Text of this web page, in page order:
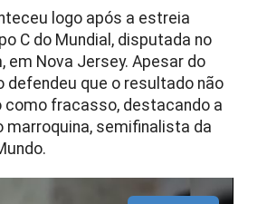
logo após a estreia
C do Mundial, disputada no
em Nova Jersey. Apesar do
defendeu que o resultado não
como fracasso, destacando a
marroquina, semifinalista da